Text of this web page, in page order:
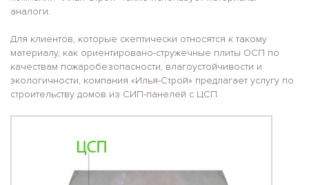
аналоги.
Для клиентов, которые скептически относятся к такому
материалу, как ориентировано-стружечные плиты ОСП по
качествам пожаробезопасности, влагоустойчивости и
экологичности, компания «Илья-Строй» предлагает услугу по
строительству домов из СИП-панелей с ЦСП.
9x9
Панорамные окна